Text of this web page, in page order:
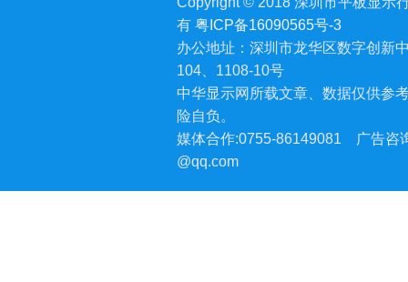
有 粤ICP备16090565号-3
办公地址：深圳市龙华区数字创新
104、1108-10号
中华显示网所载文章、数据仅供参
险自负。
媒体合作:0755-86149081
广告咨
@qq.com